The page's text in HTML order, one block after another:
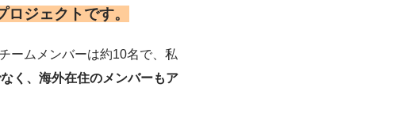
ジェクトです。
ームメンバーは約10名で、私
く、海外在住のメンバーもア